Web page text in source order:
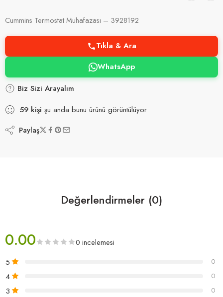
Cummins Termostat Muhafazası – 3928192
Tıkla & Ara
WhatsApp
Biz Sizi Arayalım
59 kişi şu anda bunu ürünü görüntülüyor
Paylaş
Değerlendirmeler (0)
0.00 0 incelemesi
5 0
4 0
3 0